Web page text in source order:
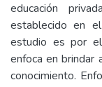
educación
establecido en
estudio es por
enfoca en brindar
conocimiento.